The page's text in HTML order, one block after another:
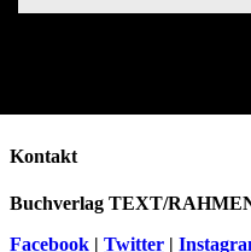
Kontakt
Buchverlag TEXT/
Facebook | Twitter |